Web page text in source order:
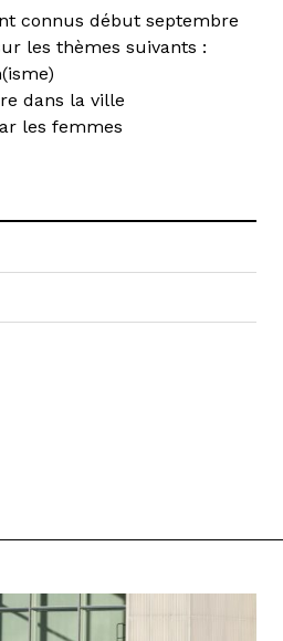
connus début septembre
les thèmes suivants :
dans la ville
les femmes